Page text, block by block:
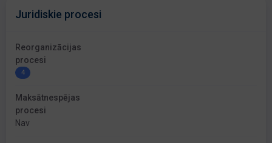
Juridiskie procesi
Reorganizācijas
procesi
4
Maksātnespējas
procesi
Nav